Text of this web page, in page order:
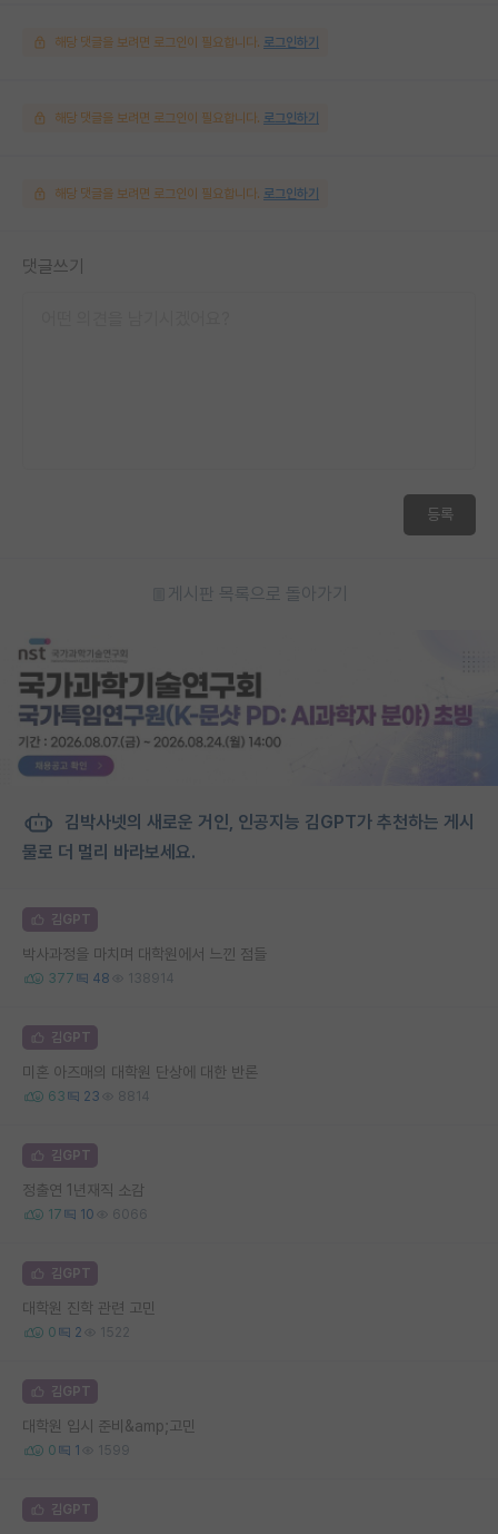
해당 댓글을 보려면 로그인이 필요합니다. 로그인하기
해당 댓글을 보려면 로그인이 필요합니다. 로그인하기
해당 댓글을 보려면 로그인이 필요합니다. 로그인하기
댓글쓰기
등록
게시판 목록으로 돌아가기
김박사넷의 새로운 거인, 인공지능 김GPT가 추천하는 게시
물로 더 멀리 바라보세요.
김GPT
박사과정을 마치며 대학원에서 느낀 점들
377 48 138914
김GPT
미혼 아즈매의 대학원 단상에 대한 반론
63 23 8814
김GPT
정출연 1년재직 소감
17 10 6066
김GPT
대학원 진학 관련 고민
0 2 1522
김GPT
대학원 입시 준비&amp;고민
0 1 1599
김GPT